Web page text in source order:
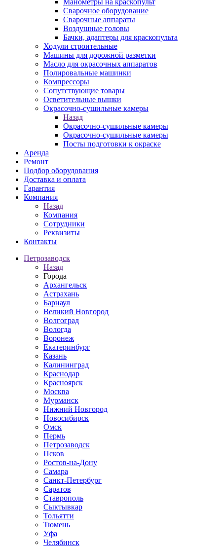
Манометры на краскопульт
Сварочное оборудование
Сварочные аппараты
Воздушные головы
Бачки, адаптеры для краскопульта
Ходули строительные
Машины для дорожной разметки
Масло для окрасочных аппаратов
Полировальные машинки
Компрессоры
Сопутствующие товары
Осветительные вышки
Окрасочно-сушильные камеры
Назад
Окрасочно-сушильные камеры
Окрасочно-сушильные камеры
Посты подготовки к окраске
Аренда
Ремонт
Подбор оборудования
Доставка и оплата
Гарантия
Компания
Назад
Компания
Сотрудники
Реквизиты
Контакты
Петрозаводск
Назад
Города
Архангельск
Астрахань
Барнаул
Великий Новгород
Волгоград
Вологда
Воронеж
Екатеринбург
Казань
Калининград
Краснодар
Красноярск
Москва
Мурманск
Нижний Новгород
Новосибирск
Омск
Пермь
Петрозаводск
Псков
Ростов-на-Дону
Самара
Санкт-Петербург
Саратов
Ставрополь
Сыктывкар
Тольятти
Тюмень
Уфа
Челябинск